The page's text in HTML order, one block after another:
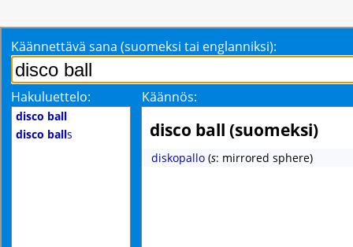
Käännettävä sana (suomeksi tai englanniksi):
Hakuluettelo: Käännös:
disco ball
disco balls disco ball (suomeksi)
diskopallo (s: mirrored sphere)